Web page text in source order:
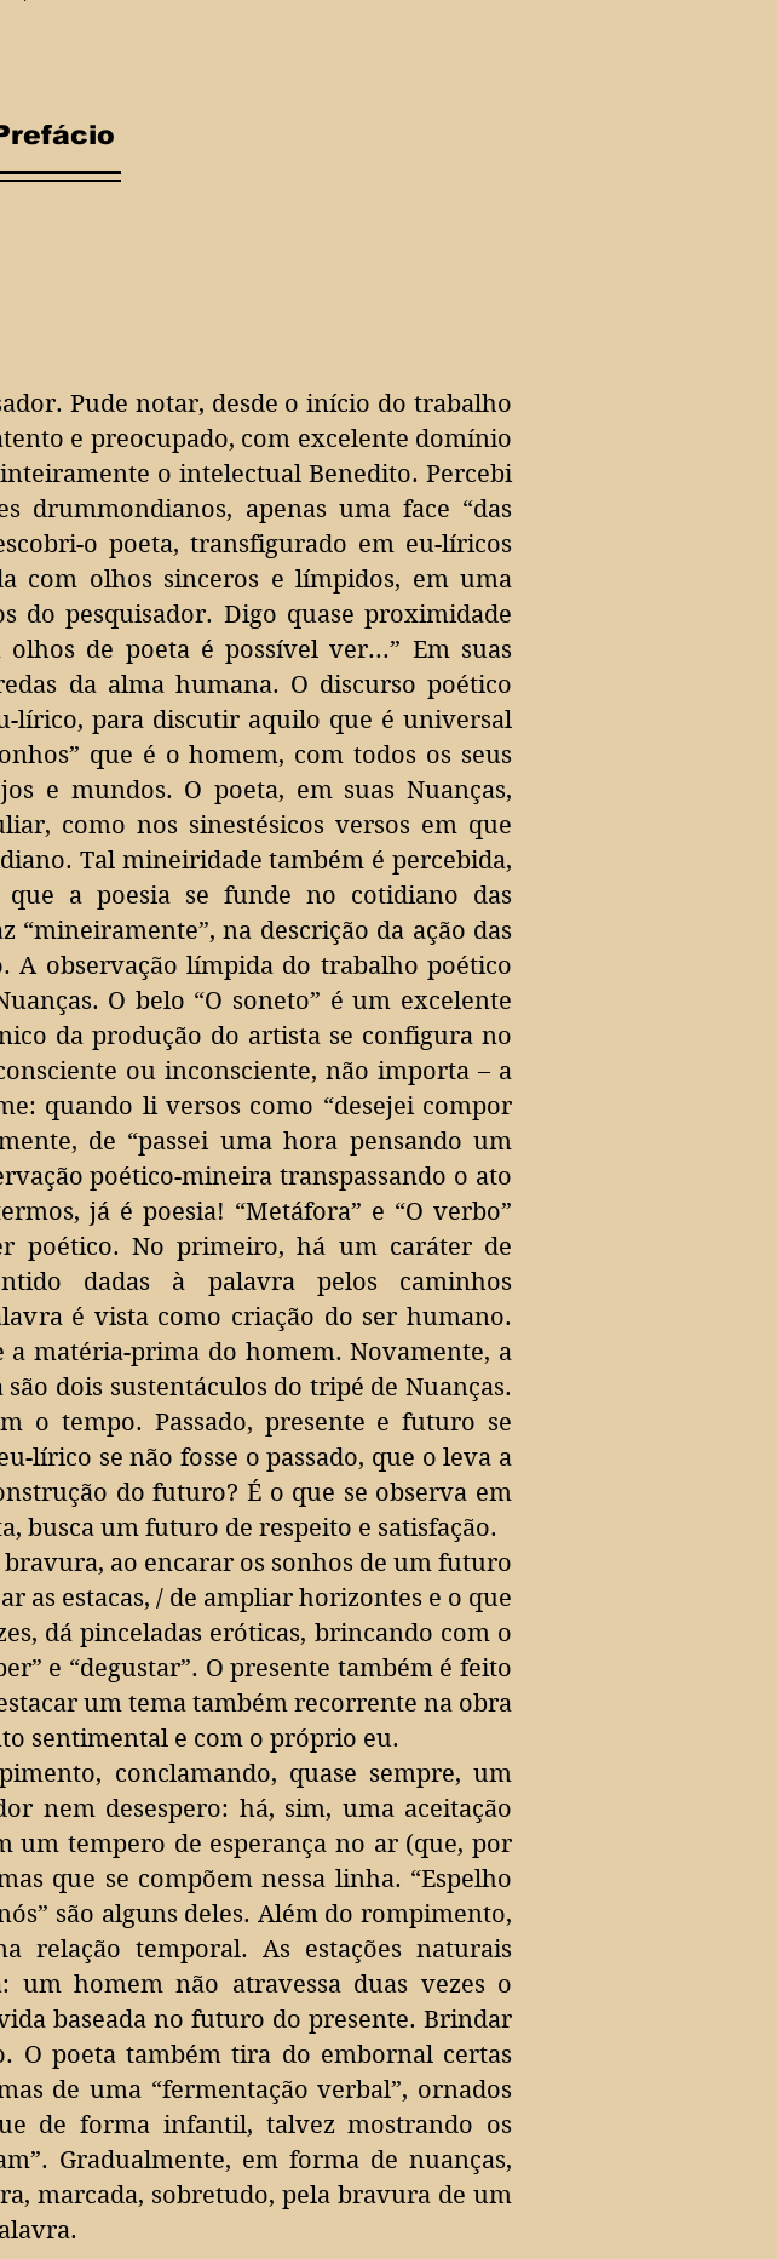
Pude notar, desde o início do trabalho
e preocupado, com excelente domínio
o intelectual Benedito. Percebi
drummondianos, apenas uma face “das
o poeta, transfigurado em eu-líricos
com olhos sinceros e límpidos, em uma
do pesquisador. Digo quase proximidade
de poeta é possível ver...” Em suas
da alma humana. O discurso poético
lírico, para discutir aquilo que é universal
que é o homem, com todos os seus
e mundos. O poeta, em suas Nuanças,
como nos sinestésicos versos em que
Tal mineiridade também é percebida,
que a poesia se funde no cotidiano das
“mineiramente”, na descrição da ação das
A observação límpida do trabalho poético
O belo “O soneto” é um excelente
da produção do artista se configura no
ou inconsciente, não importa – a
quando li versos como “desejei compor
de “passei uma hora pensando um
poético-mineira transpassando o ato
já é poesia! “Metáfora” e “O verbo”
poético. No primeiro, há um caráter de
dadas à palavra pelos caminhos
é vista como criação do ser humano.
a matéria-prima do homem. Novamente, a
dois sustentáculos do tripé de Nuanças.
o tempo. Passado, presente e futuro se
lírico se não fosse o passado, que o leva a
do futuro? É o que se observa em
busca um futuro de respeito e satisfação.
ao encarar os sonhos de um futuro
as estacas, / de ampliar horizontes e o que
dá pinceladas eróticas, brincando com o
e “degustar”. O presente também é feito
um tema também recorrente na obra
sentimental e com o próprio eu.
conclamando, quase sempre, um
nem desespero: há, sim, uma aceitação
um tempero de esperança no ar (que, por
que se compõem nessa linha. “Espelho
são alguns deles. Além do rompimento,
relação temporal. As estações naturais
um homem não atravessa duas vezes o
baseada no futuro do presente. Brindar
O poeta também tira do embornal certas
de uma “fermentação verbal”, ornados
de forma infantil, talvez mostrando os
Gradualmente, em forma de nuanças,
marcada, sobretudo, pela bravura de um